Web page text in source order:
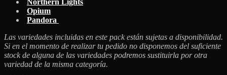
Northern Lights
Opium
Pandora
Las variedades incluidas en este pack están sujetas a disponibilidad.
Si en el momento de realizar tu pedido no disponemos del suficiente
stock de alguna de las variedades podremos sustituirla por otra
variedad de la misma categoría.